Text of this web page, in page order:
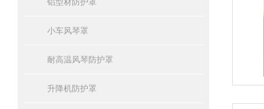
小车风琴罩
耐高温风琴防护罩
升降机防护罩